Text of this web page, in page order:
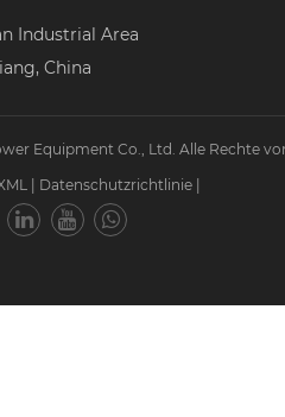
Industrial Area
China
Equipment Co., Ltd. Alle Rechte
Datenschutzrichtlinie